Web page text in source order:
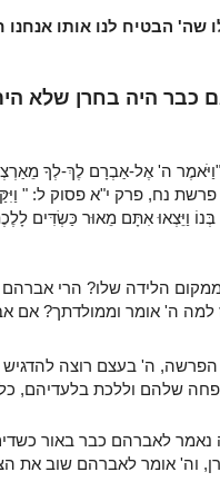
שה' הבטיח לנו אותו אנחנו
כבר היה בחרן שלא
ה' אֶל-אַבְרָם לֶךְ-לְךָ
נח, פרק י"א פסוק ל: "
וַיֵּצְאוּ אִתָּם מֵאוּר כַּשְׂדִּים
הלידה שלו? הרי
למה ה' אומר וממולדתך? אם
הפרשה, ה' בעצם רוצה
שלהם וללכת בלעדיהם,
נאמר לאברהם כבר באור
וה' אומר לאברהם שוב את